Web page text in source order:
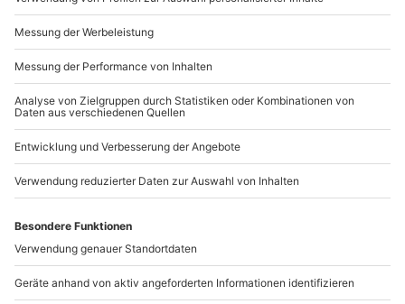
Andere Produkte entdecken
Gruseldinner Fürth
Fürth
Tangstedt